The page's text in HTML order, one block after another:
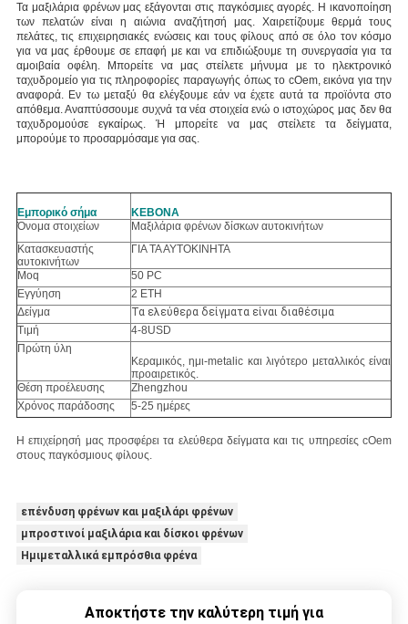
Τα μαξιλάρια φρένων μας εξάγονται στις παγκόσμιες αγορές. Η ικανοποίηση
των πελατών είναι η αιώνια αναζήτησή μας. Χαιρετίζουμε θερμά τους
πελάτες, τις επιχειρησιακές ενώσεις και τους φίλους από σε όλο τον κόσμο
για να μας έρθουμε σε επαφή με και να επιδιώξουμε τη συνεργασία για τα
αμοιβαία οφέλη. Μπορείτε να μας στείλετε μήνυμα με το ηλεκτρονικό
ταχυδρομείο για τις πληροφορίες παραγωγής όπως το cOem, εικόνα για την
αναφορά. Εν τω μεταξύ θα ελέγξουμε εάν να έχετε αυτά τα προϊόντα στο
απόθεμα. Αναπτύσσουμε συχνά τα νέα στοιχεία ενώ ο ιστοχώρος μας δεν θα
ταχυδρομούσε εγκαίρως. Ή μπορείτε να μας στείλετε τα δείγματα,
μπορούμε το προσαρμόσαμε για σας.
Εμπορικό σήμα
KEBONA
Όνομα στοιχείων
Μαξιλάρια φρένων δίσκων αυτοκινήτων
Κατασκευαστής
αυτοκινήτων
ΓΙΑ ΤΑ ΑΥΤΟΚΙΝΗΤΑ
Moq
50 PC
Εγγύηση
2 ΕΤΗ
Δείγμα
Τα ελεύθερα δείγματα είναι διαθέσιμα
Τιμή
4-8USD
Πρώτη ύλη
Κεραμικός, ημι-metalic και λιγότερο μεταλλικός είναι
προαιρετικός.
Θέση προέλευσης
Zhengzhou
Χρόνος παράδοσης
5-25 ημέρες
Η επιχείρησή μας προσφέρει τα ελεύθερα δείγματα και τις υπηρεσίες cOem
στους παγκόσμιους φίλους.
επένδυση φρένων και μαξιλάρι φρένων
μπροστινοί μαξιλάρια και δίσκοι φρένων
Ημιμεταλλικά εμπρόσθια φρένα
Αποκτήστε την καλύτερη τιμή για